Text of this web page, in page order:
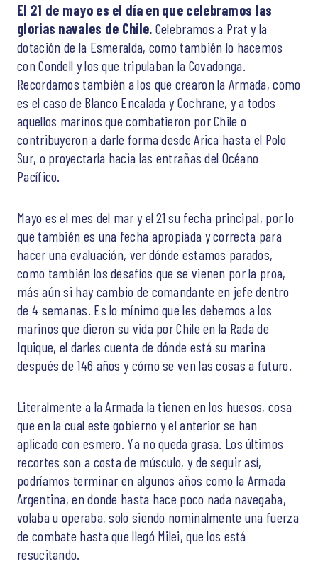
El 21 de mayo es el día en que celebramos las
glorias navales de Chile. Celebramos a Prat y la
dotación de la Esmeralda, como también lo hacemos
con Condell y los que tripulaban la Covadonga.
Recordamos también a los que crearon la Armada, como
es el caso de Blanco Encalada y Cochrane, y a todos
aquellos marinos que combatieron por Chile o
contribuyeron a darle forma desde Arica hasta el Polo
Sur, o proyectarla hacia las entrañas del Océano
Pacífico.
Mayo es el mes del mar y el 21 su fecha principal, por lo
que también es una fecha apropiada y correcta para
hacer una evaluación, ver dónde estamos parados,
como también los desafíos que se vienen por la proa,
más aún si hay cambio de comandante en jefe dentro
de 4 semanas. Es lo mínimo que les debemos a los
marinos que dieron su vida por Chile en la Rada de
Iquique, el darles cuenta de dónde está su marina
después de 146 años y cómo se ven las cosas a futuro.
Literalmente a la Armada la tienen en los huesos, cosa
que en la cual este gobierno y el anterior se han
aplicado con esmero. Ya no queda grasa. Los últimos
recortes son a costa de músculo, y de seguir así,
podríamos terminar en algunos años como la Armada
Argentina, en donde hasta hace poco nada navegaba,
volaba u operaba, solo siendo nominalmente una fuerza
de combate hasta que llegó Milei, que los está
resucitando.